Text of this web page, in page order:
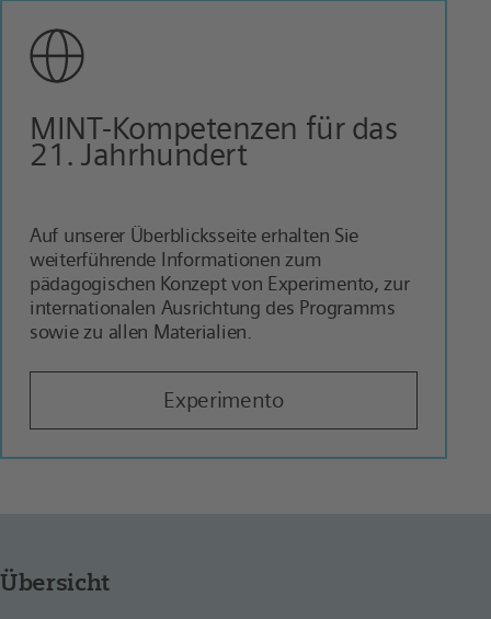
MINT-Kompetenzen für das
21. Jahrhundert
Auf unserer Überblicksseite erhalten Sie
weiterführende Informationen zum
pädagogischen Konzept von Experimento, zur
internationalen Ausrichtung des Programms
sowie zu allen Materialien.
Experimento
Übersicht